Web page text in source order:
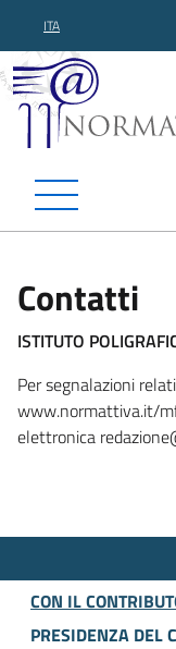
ITA
Contatti
ISTITUTO
Per segnalazioni
www.normattiva.it/
elettronica
CON IL
PRESIDENZA DEL